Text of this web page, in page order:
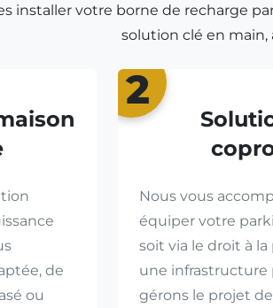
installer votre borne de recharge
solution clé en main,
de
ou
2
Nous vous
équiper votre
soit via le droit à
une infrastructure
gérons le projet